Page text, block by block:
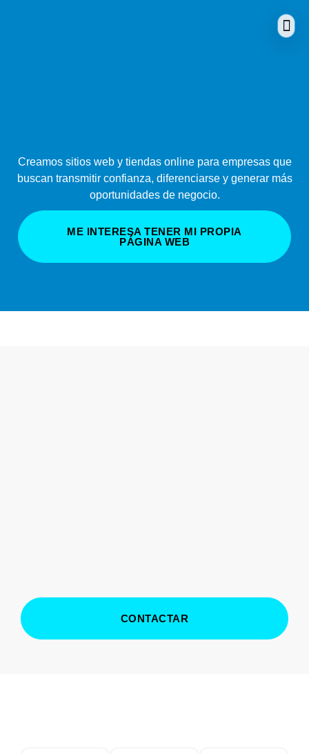
Creamos sitios web y tiendas online para empresas que
buscan transmitir confianza, diferenciarse y generar más
oportunidades de negocio.
ME INTERESA TENER MI PROPIA
PÁGINA WEB
CONTACTAR